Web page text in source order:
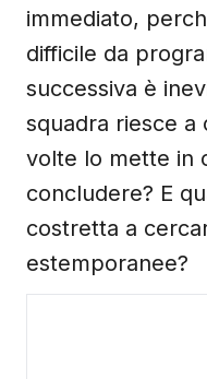
immediato,
difficile da
successiva è
squadra riesce a
volte lo mette in
concludere? E
costretta a
estemporanee?